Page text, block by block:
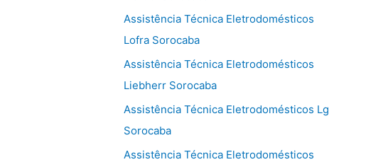
Assistência Técnica Eletrodomésticos
Lofra Sorocaba
Assistência Técnica Eletrodomésticos
Liebherr Sorocaba
Assistência Técnica Eletrodomésticos Lg
Sorocaba
Assistência Técnica Eletrodomésticos